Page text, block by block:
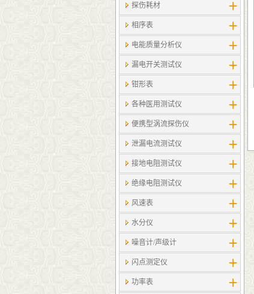
探伤耗材
相序表
电能质量分析仪
漏电开关测试仪
钳形表
各种医用测试仪
便携型涡流探伤仪
泄漏电流测试仪
接地电阻测试仪
绝缘电阻测试仪
风速表
水分仪
噪音计/声级计
闪点测定仪
功率表